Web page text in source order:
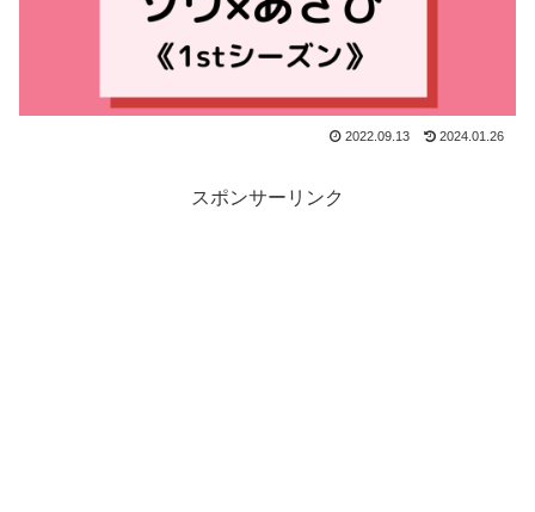
2022.09.13 2024.01.26
スポンサーリンク